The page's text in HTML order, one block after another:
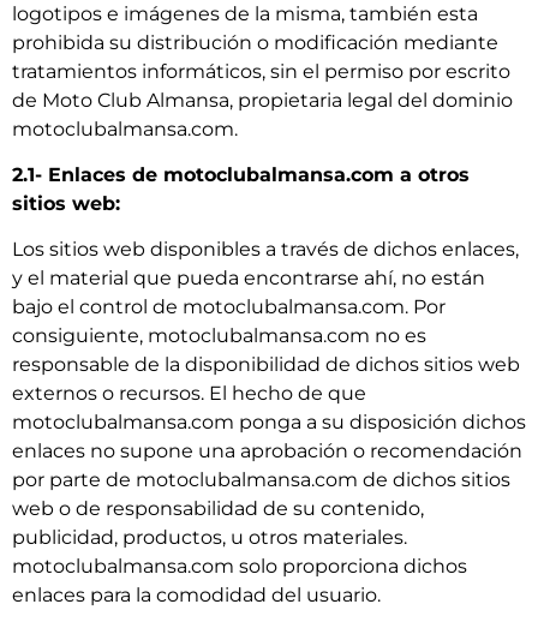
logotipos e imágenes de la misma, también esta
prohibida su distribución o modificación mediante
tratamientos informáticos, sin el permiso por escrito
de Moto Club Almansa, propietaria legal del dominio
motoclubalmansa.com.
2.1- Enlaces de motoclubalmansa.com a otros
sitios web:
Los sitios web disponibles a través de dichos enlaces,
y el material que pueda encontrarse ahí, no están
bajo el control de motoclubalmansa.com. Por
consiguiente, motoclubalmansa.com no es
responsable de la disponibilidad de dichos sitios web
externos o recursos. El hecho de que
motoclubalmansa.com ponga a su disposición dichos
enlaces no supone una aprobación o recomendación
por parte de motoclubalmansa.com de dichos sitios
web o de responsabilidad de su contenido,
publicidad, productos, u otros materiales.
motoclubalmansa.com solo proporciona dichos
enlaces para la comodidad del usuario.